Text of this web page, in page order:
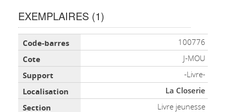
EXEMPLAIRES (1)
Liste des exemplaires
100776
J-MOU
-Livre-
La Closerie
Livre jeunesse